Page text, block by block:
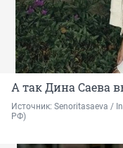
А так Дина Саева
Источник: Senoritasaeva /
РФ)